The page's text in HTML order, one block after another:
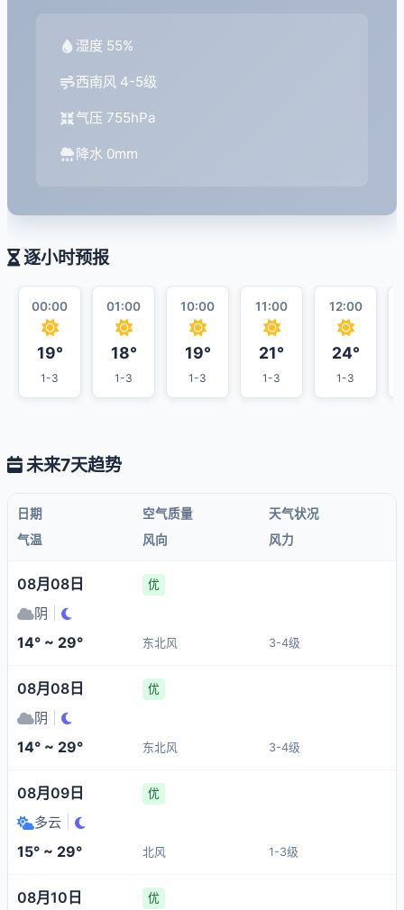
湿度 55%
西南风 4-5级
气压 755hPa
降水 0mm
逐小时预报
00:00
19°
1-3
01:00
18°
1-3
10:00
19°
1-3
11:00
21°
1-3
12:00
24°
1-3
未来7天趋势
日期 空气质量
天气状况
气温
风向 风力
08月08日 优
阴
14° ~ 29° 东北风 3-4级
08月08日 优
阴
14° ~ 29° 东北风 3-4级
08月09日 优
多云
15° ~ 29° 北风 1-3级
08月10日 优